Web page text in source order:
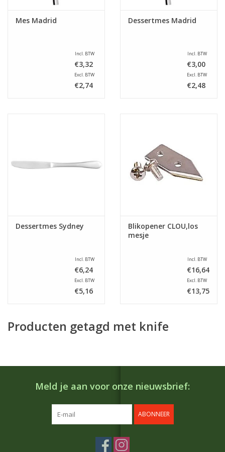
Mes Madrid
Incl. BTW
€3,32
Excl. BTW
€2,74
Dessertmes Madrid
Incl. BTW
€3,00
Excl. BTW
€2,48
Dessertmes Sydney
Incl. BTW
€6,24
Excl. BTW
€5,16
Blikopener CLOU,los
mesje
Incl. BTW
€16,64
Excl. BTW
€13,75
Producten getagd met knife
Meld je aan voor onze nieuwsbrief:
ABONNEER